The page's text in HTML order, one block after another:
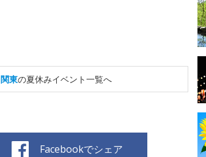
関東の夏休みイベント一覧へ
Facebookでシェア